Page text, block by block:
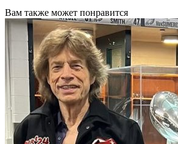
Вам также может понравится